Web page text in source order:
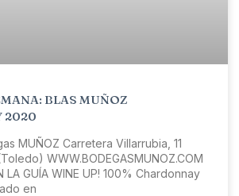
BLAS MUÑOZ
2020
MUÑOZ Carretera Villarrubia, 11
WWW.BODEGASMUNOZ.COM
LA GUÍA WINE UP! 100% Chardonnay
en